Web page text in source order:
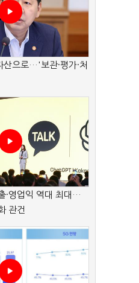
산으로…'보관·평가·처
·영업익 역대 최대…
관건